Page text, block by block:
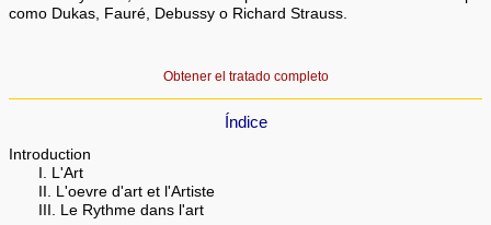
como Dukas, Fauré, Debussy o Richard Strauss.
Obtener el tratado completo
Índice
Introduction
I. L'Art
II. L'oevre d'art et l'Artiste
III. Le Rythme dans l'art